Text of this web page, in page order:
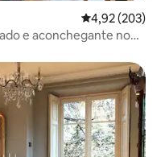
4,92 de uma
4,92 (203)
e aconchegante no
hóspedes